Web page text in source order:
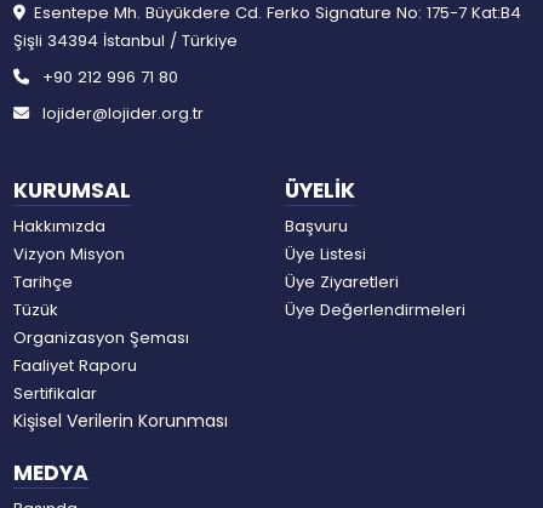
KURUMSAL
Hakkımızda
Vizyon Misyon
Tarihçe
Tüzük
Organizasyon Şeması
Faaliyet Raporu
Sertifikalar
Kişisel Verilerin Korunması
ÜYELİK
Başvuru
Üye Listesi
Üye Ziyaretleri
Üye Değerlendirmeleri
MEDYA
Esentepe Mh. Büyükdere Cd. Ferko Signature No: 175-7 Kat:B4
Şişli 34394 İstanbul / Türkiye
+90 212 996 71 80
lojider@lojider.org.tr